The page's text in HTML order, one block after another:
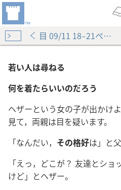
目 09/11 18–21ページ
若い人は尋ねる
何を着たらいいのだろう
ヘザーという女の子が出かけ
見て，両親は目を疑います。
「なんだい， その格好は」と父
「えっ，どこが？ 友達とシ
けど」とヘザー。